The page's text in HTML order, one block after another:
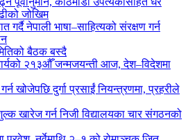
जोखिम
गर्दै नेपाली भाषा–साहित्यको संरक्षण गर्न
बैठक बस्दै
२१३औँ जन्मजयन्ती आज, देश–विदेशमा
खोजेपछि दुर्गा प्रसाईं नियन्त्रणमा, प्रहरीले
खारेज गर्न निजी विद्यालयका चार संगठनको